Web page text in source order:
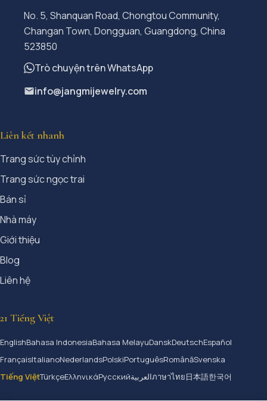
No. 5, Shanquan Road, Chongtou Community,
Changan Town, Dongguan, Guangdong, China
523850
Trò chuyện trên WhatsApp
info@jangmijewelry.com
Liên kết nhanh
Trang sức tùy chỉnh
Trang sức ngọc trai
Bán sỉ
Nhà máy
Giới thiệu
Blog
Liên hệ
21 Tiếng Việt
EnglishBahasa IndonesiaBahasa MelayuDanskDeutschEspañol
FrançaisItalianoNederlandsPolskiPortuguêsRomânăSvenska
Tiếng ViệtTürkçeΕλληνικάРусскийالعربيةภาษาไทย日本語한국어